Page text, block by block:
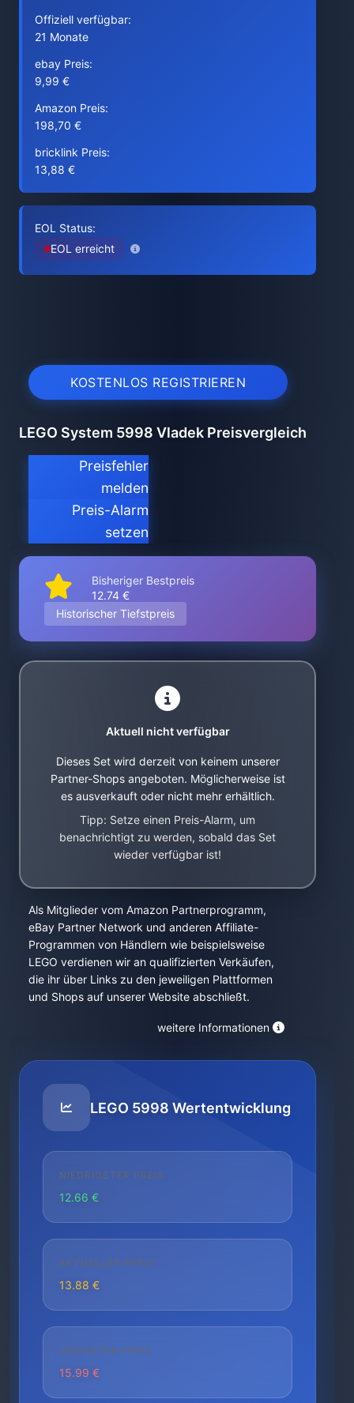
Offiziell verfügbar:
21 Monate
ebay Preis:
9,99 €
Amazon Preis:
198,70 €
bricklink Preis:
13,88 €
EOL Status:
EOL erreicht
KOSTENLOS REGISTRIEREN
LEGO System 5998 Vladek Preisvergleich
Preisfehler
melden
Preis-Alarm
setzen
Bisheriger Bestpreis
12.74 €
Historischer Tiefstpreis
Aktuell nicht verfügbar
Dieses Set wird derzeit von keinem unserer
Partner-Shops angeboten. Möglicherweise ist
es ausverkauft oder nicht mehr erhältlich.
Tipp: Setze einen Preis-Alarm, um
benachrichtigt zu werden, sobald das Set
wieder verfügbar ist!
Als Mitglieder vom Amazon Partnerprogramm,
eBay Partner Network und anderen Affiliate-
Programmen von Händlern wie beispielsweise
LEGO verdienen wir an qualifizierten Verkäufen,
die ihr über Links zu den jeweiligen Plattformen
und Shops auf unserer Website abschließt.
weitere Informationen
LEGO 5998 Wertentwicklung
NIEDRIGSTER PREIS
12.66 €
AKTUELLER PREIS
13.88 €
HÖCHSTER PREIS
15.99 €